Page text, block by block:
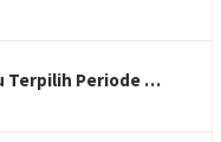
Terpilih Periode …